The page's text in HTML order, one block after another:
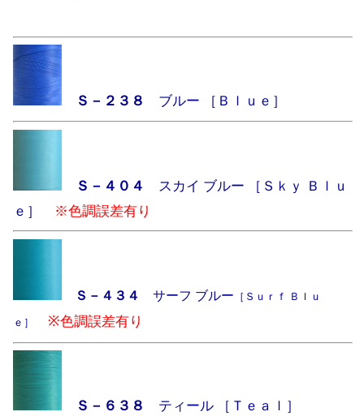
Ｓ－２３８ ブルー ［Ｂｌｕｅ］
Ｓ－４０４
スカイ ブルー ［Ｓｋｙ Ｂｌｕ
ｅ］
※色調誤差有り
Ｓ－４３４ サーフ ブルー ［Ｓｕｒｆ Ｂｌｕ
ｅ］ ※色調誤差有り
Ｓ－６３８ ティール ［Ｔｅａｌ］